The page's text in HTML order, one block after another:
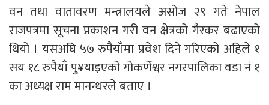
वन तथा वातावरण मन्त्रालयले असोज २९ गते नेपाल
राजपत्रमा सूचना प्रकाशन गरी वन क्षेत्रको गैरकर बढाएको
थियो । यसअघि ५७ रुपैयाँमा प्रवेश दिने गरिएको अहिले १
सय १८ रुपैयाँ पु¥याइएको गोकर्णेश्वर नगरपालिका वडा नं १
का अध्यक्ष राम मानन्धरले बताए ।